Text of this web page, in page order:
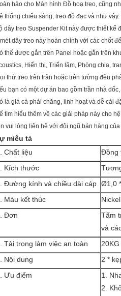
hảo cho Màn hình Đồ hoạ treo, cũng
thống chiếu sáng, treo đồ đạc và như vậy.
dây treo Suspender Kit này được thiết kế
dây treo này hoàn chỉnh với các chốt
thể được gắn trên Panel hoặc gắn trên
Hiển thị, Triển lãm, Phòng chia,
thứ treo trên trần hoặc trên tường đều
bạn có một dự án bao gồm trần nhà
là giá cả phải chăng, linh hoạt và dễ cài
tìm hiểu thêm về các giải pháp này cho
vui lòng liên hệ với đội ngũ bán hàng
miêu tả
Chất liệu
Đồng
Kích thước
Đường kính và chiều dài cáp Ø1,0
Màu kết thúc
Đơn
Tấm
và
Tải trọng làm việc an toàn
20KG
Nội dung
2 *
Ưu điểm
1.
2.